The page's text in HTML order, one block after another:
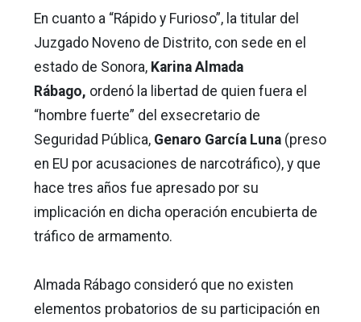
En cuanto a “Rápido y Furioso”, la titular del
Juzgado Noveno de Distrito, con sede en el
estado de Sonora, Karina Almada
Rábago, ordenó la libertad de quien fuera el
“hombre fuerte” del exsecretario de
Seguridad Pública, Genaro García Luna (preso
en EU por acusaciones de narcotráfico), y que
hace tres años fue apresado por su
implicación en dicha operación encubierta de
tráfico de armamento.
Almada Rábago consideró que no existen
elementos probatorios de su participación en